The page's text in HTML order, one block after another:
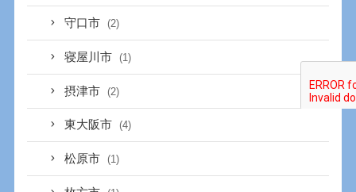
守口市 (2)
寝屋川市 (1)
摂津市 (2)
東大阪市 (4)
松原市 (1)